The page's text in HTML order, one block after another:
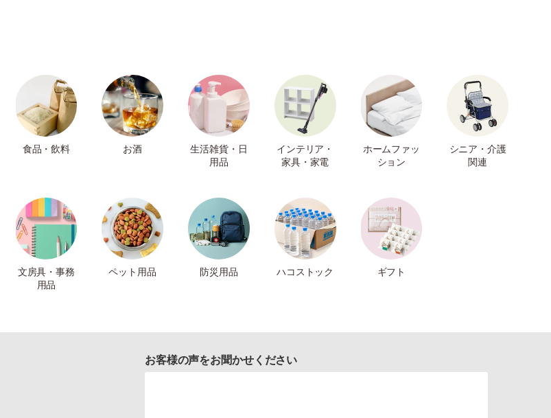
食品・飲料 お酒
生活雑貨・日
用品
インテリア・
家具・家電
ホームファッ
ション
シニア・介護
関連
文房具・事務
用品
ペット用品 防災用品 ハコストック ギフト
お客様の声をお聞かせください